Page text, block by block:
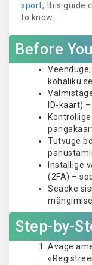
sport, this guide
to know.
Before
kohaliku
ID-kaart)
Tutvuge
Installige
(2FA) –
Seadke
Step-by-
Avage